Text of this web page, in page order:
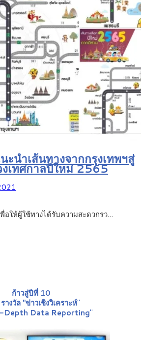
ะนำเส้นทางจากกรุงเทพฯสู่
เทศกาลปีใหม่ 2565
พื่อให้ผู้ใช้ทางได้รับความสะดวกรว…
ก้าวสู่ปีที่ 10
างวัล "ข่าวเชิงวิเคราะห์"
Depth Data Reporting"